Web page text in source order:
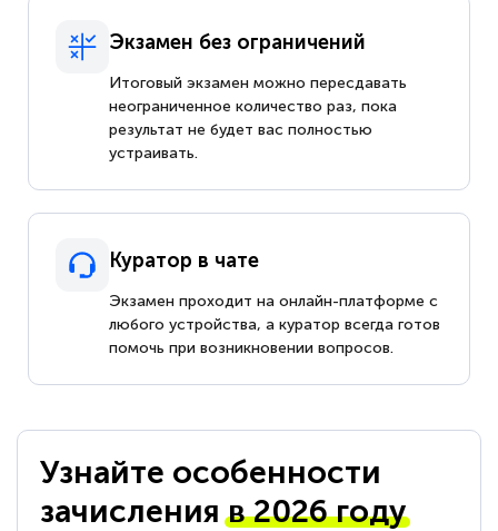
Экзамен без ограничений
Итоговый экзамен можно пересдавать
неограниченное количество раз, пока
результат не будет вас полностью
устраивать.
Куратор в чате
Экзамен проходит на онлайн-платформе с
любого устройства, а куратор всегда готов
помочь при возникновении вопросов.
Узнайте особенности
зачисленияв 2026 году